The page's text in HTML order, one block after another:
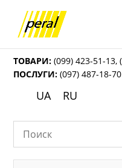
ТОВАРИ: (099) 423-51-13,
ПОСЛУГИ: (097) 487-18-70
UA RU